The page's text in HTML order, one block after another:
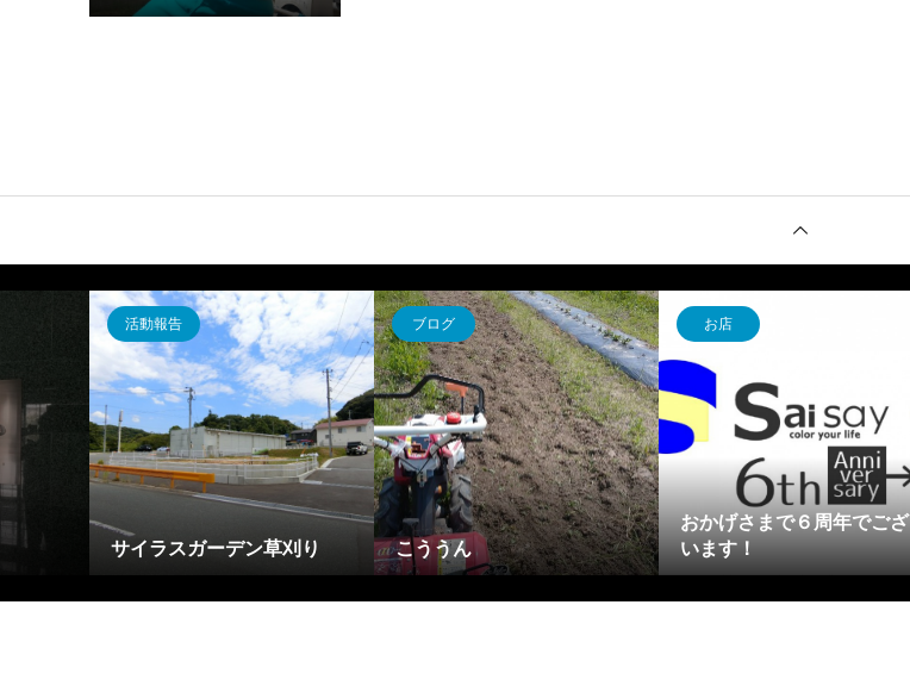
活動報告
サイラスガーデン草刈り
ブログ
こううん
お店
おかげさまで６周年でござ
います！